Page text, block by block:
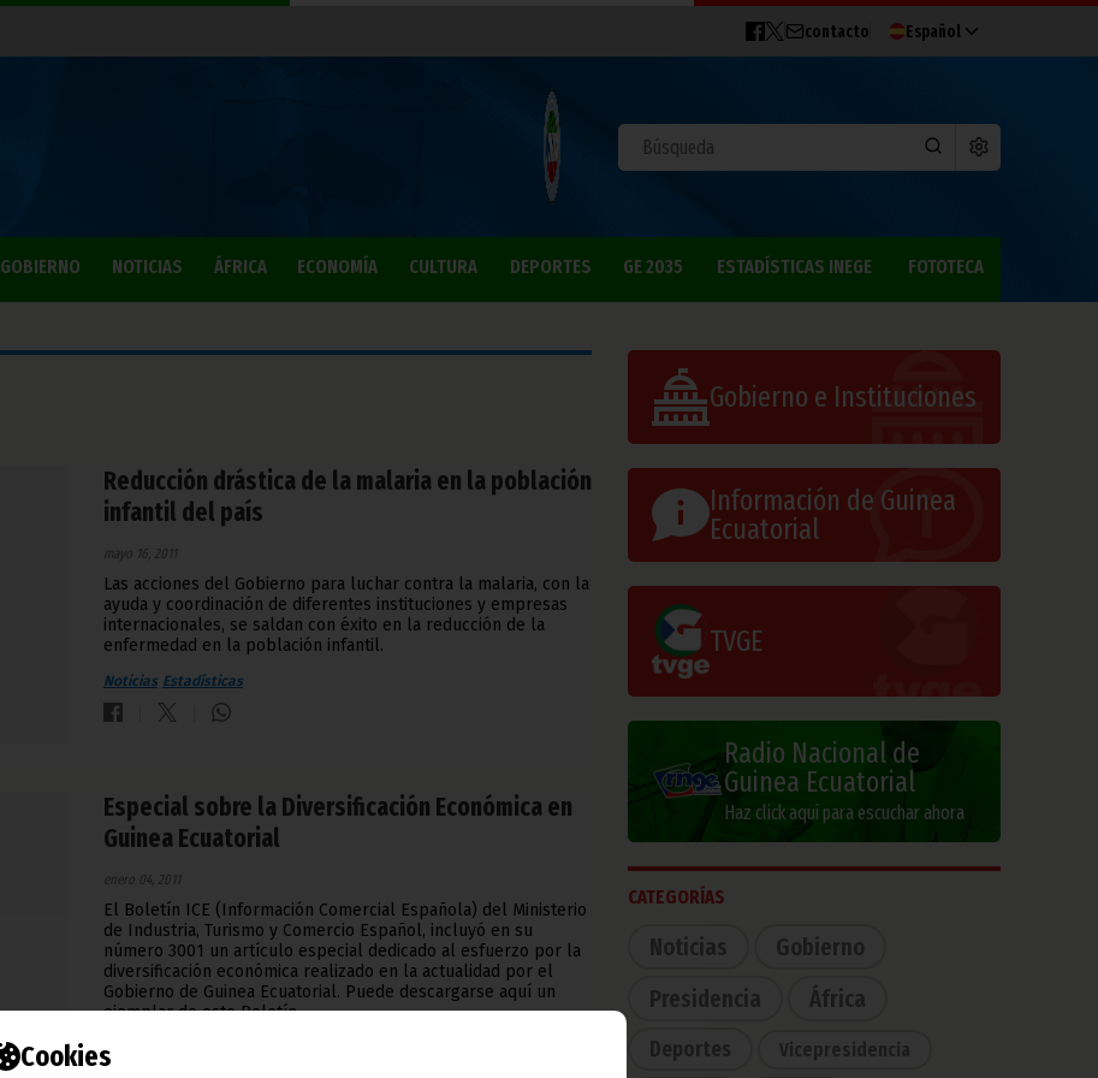
Cookies
contacto Español
GOBIERNO NOTICIAS ÁFRICA ECONOMÍA CULTURA DEPORTES GE 2035 ESTADÍSTICAS INEGE FOTOTECA
Reducción drástica de la malaria en la población
infantil del país
mayo 16, 2011
Las acciones del Gobierno para luchar contra la malaria, con la
ayuda y coordinación de diferentes instituciones y empresas
internacionales, se saldan con éxito en la reducción de la
enfermedad en la población infantil.
Noticias Estadísticas
Especial sobre la Diversificación Económica en
Guinea Ecuatorial
enero 04, 2011
El Boletín ICE (Información Comercial Española) del Ministerio
de Industria, Turismo y Comercio Español, incluyó en su
número 3001 un artículo especial dedicado al esfuerzo por la
diversificación económica realizado en la actualidad por el
Gobierno de Guinea Ecuatorial. Puede descargarse aquí un
ejemplar de este Boletín.
Noticias
Gobierno e Instituciones
Información de Guinea
Ecuatorial
TVGE
Radio Nacional de
Guinea Ecuatorial
Haz click aquí para escuchar ahora
CATEGORÍAS
Noticias
Gobierno
Presidencia
África
Deportes Vicepresidencia